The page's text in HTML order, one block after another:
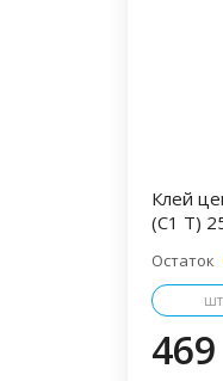
Клей
(C1 T)
Остаток
469